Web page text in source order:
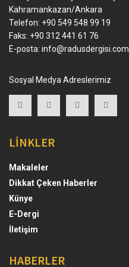
Kahramankazan/Ankara
Telefon: +90 549 548 99 19
Faks: +90 312 441 61 76
E-posta: info@radusdergisi.com
Sosyal Medya Adreslerimiz
LİNKLER
Makaleler
Dikkat Çeken Haberler
Künye
E-Dergi
İletişim
HABERLER